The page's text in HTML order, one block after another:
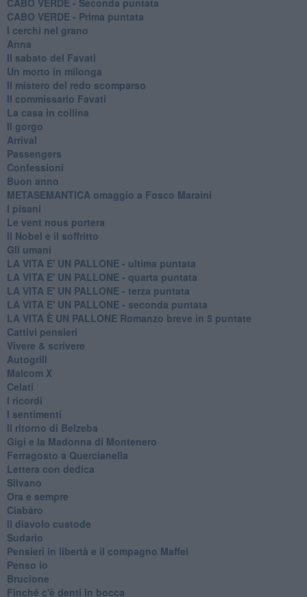
CABO VERDE - Prima puntata
I cerchi nel grano
Anna
Il sabato del Favati
Un morto in milonga
Il mistero del redo scomparso
Il commissario Favati
La casa in collina
Il gorgo
Arrival
Passengers
Confessioni
Buon anno
METASEMANTICA omaggio a Fosco Maraini
I pisani
Le vent nous portera
Il Nobel e il soffritto
Gli umani
LA VITA E' UN PALLONE - ultima puntata
LA VITA E' UN PALLONE - quarta puntata
LA VITA E' UN PALLONE - terza puntata
LA VITA E' UN PALLONE - seconda puntata
LA VITA È UN PALLONE Romanzo breve in 5 puntate
Cattivi pensieri
Vivere & scrivere
Autogrill
Malcom X
Celati
I ricordi
I sentimenti
Il ritorno di Belzeba
Gigi e la Madonna di Montenero
Ferragosto a Quercianella
Lettera con dedica
Silvano
Ora e sempre
Ciabàro
Il diavolo custode
Sudario
Pensieri in libertà e il compagno Maffei
Penso io
Brucione
Finché c'è denti in bocca